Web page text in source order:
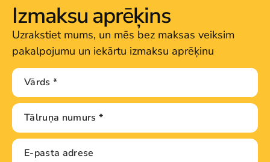
Izmaksu aprēķins
Uzrakstiet mums, un mēs bez maksas veiksim
pakalpojumu un iekārtu izmaksu aprēķinu